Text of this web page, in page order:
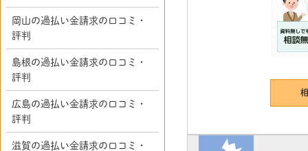
岡山の過払い金請求の口コミ・
評判
島根の過払い金請求の口コミ・
評判
広島の過払い金請求の口コミ・
評判
滋賀の過払い金請求の口コミ・